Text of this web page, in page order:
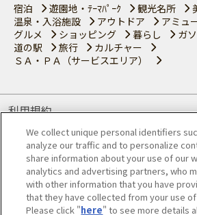
宿泊
遊園地・ﾃｰﾏﾊﾟｰｸ 観光名所
温泉・入浴施設
アウトドア
アミュ
グルメ
ショッピング 暮らし
ガ
道の駅
旅行
カルチャー
ＳＡ・ＰＡ（サービスエリア）
利用規約
個人情報の取り扱いについて
会員優待サービスの提携をご検討の
JAFホームページ
We collect unique personal identifiers
analyze our traffic and to personalize
share information about your use of our
analytics and advertising partners, who
with other information that you have
that they have collected from your use
Please click "here" to see more details